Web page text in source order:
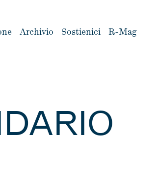
Archivio Sostienici R-Mag